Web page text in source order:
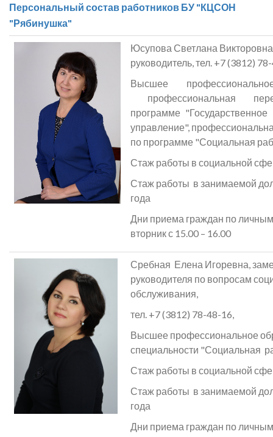
Персональный состав работников БУ "КЦСОН
"Рябинушка"
Юсупова Светлана
руководитель, тел. +7 (3812)
Высшее
профессиональная
программе
управление",
по программе "Социальная
Стаж работы в социальной
Стаж работы в занимаемой
года
Дни приема граждан по
вторник с 15.00 – 16.00
Сребная Елена Игоревна,
руководителя по вопросам
обслуживания,
тел. +7 (3812) 78-48-16,
Высшее профессиональное
специальности "Социальная
Стаж работы в социальной
Стаж работы в занимаемой
года
Дни приема граждан по